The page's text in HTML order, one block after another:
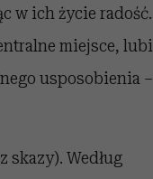
w ich życie radość.
miejsce, lubi
usposobienia –
skazy). Według